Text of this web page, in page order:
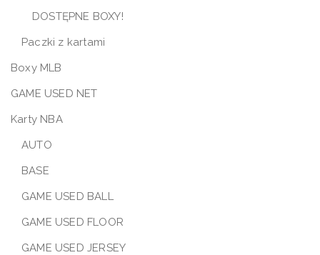
DOSTĘPNE BOXY!
Paczki z kartami
Boxy MLB
GAME USED NET
Karty NBA
AUTO
BASE
GAME USED BALL
GAME USED FLOOR
GAME USED JERSEY